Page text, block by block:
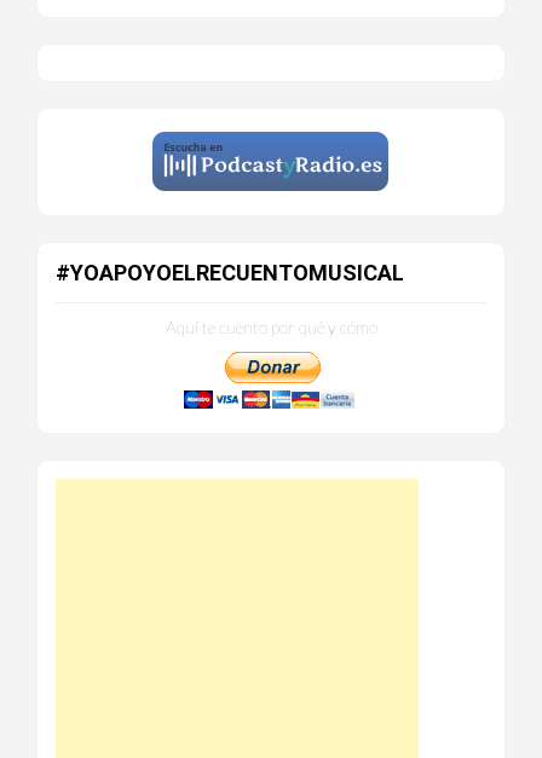
#YOAPOYOELRECUENTOMUSICAL
Aquí te cuento por qué y cómo